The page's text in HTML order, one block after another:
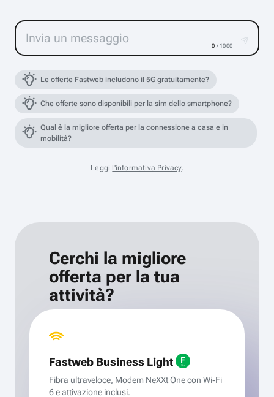
0 / 1000
Le offerte Fastweb includono il 5G gratuitamente?
Che offerte sono disponibili per la sim dello smartphone?
Qual è la migliore offerta per la connessione a casa e in
mobilità?
Leggi l'informativa Privacy.
Cerchi la migliore
offerta per la tua
attività?
Fastweb Business Light
Fibra ultraveloce, Modem NeXXt One con Wi‑Fi
6 e attivazione inclusi.